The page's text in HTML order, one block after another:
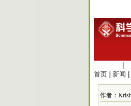
首页
新闻
作者：